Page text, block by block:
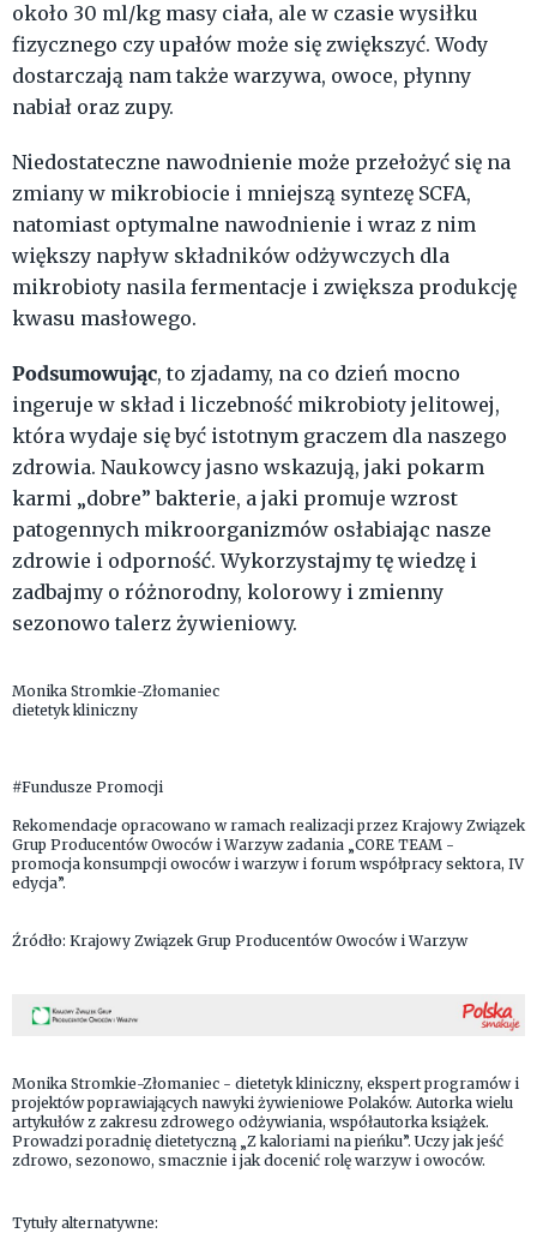
około 30 ml/kg masy ciała, ale w czasie wysiłku
fizycznego czy upałów może się zwiększyć. Wody
dostarczają nam także warzywa, owoce, płynny
nabiał oraz zupy.
Niedostateczne nawodnienie może przełożyć się na
zmiany w mikrobiocie i mniejszą syntezę SCFA,
natomiast optymalne nawodnienie i wraz z nim
większy napływ składników odżywczych dla
mikrobioty nasila fermentacje i zwiększa produkcję
kwasu masłowego.
Podsumowując, to zjadamy, na co dzień mocno
ingeruje w skład i liczebność mikrobioty jelitowej,
która wydaje się być istotnym graczem dla naszego
zdrowia. Naukowcy jasno wskazują, jaki pokarm
karmi „dobre” bakterie, a jaki promuje wzrost
patogennych mikroorganizmów osłabiając nasze
zdrowie i odporność. Wykorzystajmy tę wiedzę i
zadbajmy o różnorodny, kolorowy i zmienny
sezonowo talerz żywieniowy.
Monika Stromkie-Złomaniec
dietetyk kliniczny
#Fundusze Promocji
Rekomendacje opracowano w ramach realizacji przez Krajowy Związek
Grup Producentów Owoców i Warzyw zadania „CORE TEAM -
promocja konsumpcji owoców i warzyw i forum współpracy sektora, IV
edycja”.
Źródło: Krajowy Związek Grup Producentów Owoców i Warzyw
Monika Stromkie-Złomaniec - dietetyk kliniczny, ekspert programów i
projektów poprawiających nawyki żywieniowe Polaków. Autorka wielu
artykułów z zakresu zdrowego odżywiania, współautorka książek.
Prowadzi poradnię dietetyczną „Z kaloriami na pieńku”. Uczy jak jeść
zdrowo, sezonowo, smacznie i jak docenić rolę warzyw i owoców.
Tytuły alternatywne: